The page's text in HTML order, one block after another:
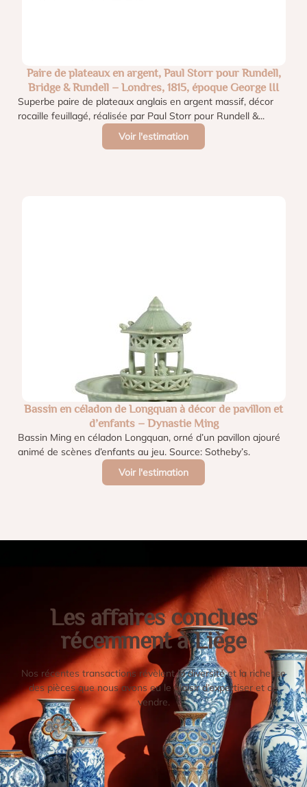
Paire de plateaux en argent, Paul Storr pour Rundell,
Bridge & Rundell – Londres, 1815, époque George III
Superbe paire de plateaux anglais en argent massif, décor
rocaille feuillagé, réalisée par Paul Storr pour Rundell &...
Voir l'estimation
Bassin en céladon de Longquan à décor de pavillon et
d’enfants – Dynastie Ming
Bassin Ming en céladon Longquan, orné d’un pavillon ajouré
animé de scènes d’enfants au jeu. Source: Sotheby’s.
Voir l'estimation
Les affaires conclues
récemment à Liège
Nos récentes transactions révèlent la diversité et la richesse
des pièces que nous avons eu le plaisir d’expertiser et de
vendre.